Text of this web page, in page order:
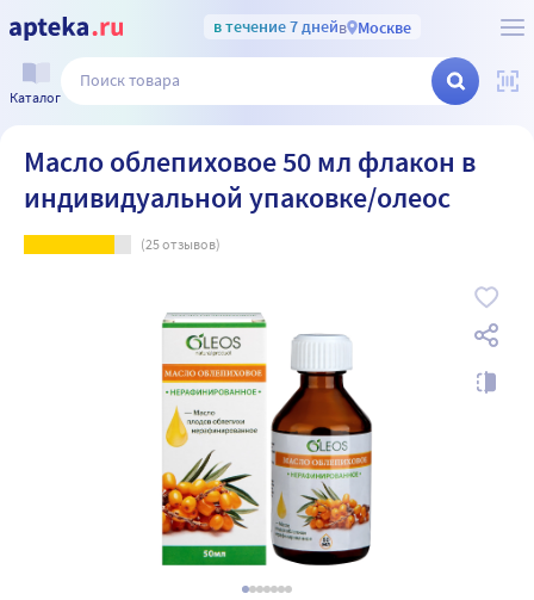
в течение 7 днейв Москве
Каталог
Масло облепиховое 50 мл флакон в
индивидуальной упаковке/олеос
(25отзывов)